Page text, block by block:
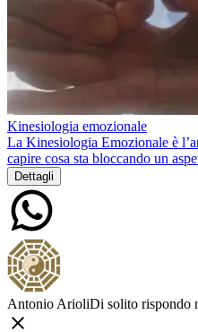
Kinesiologia emozionale
La Kinesiologia Emozionale è
capire cosa sta bloccando un
Dettagli
Antonio ArioliDi solito rispondo